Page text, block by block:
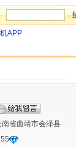
APP
省曲靖市会泽县